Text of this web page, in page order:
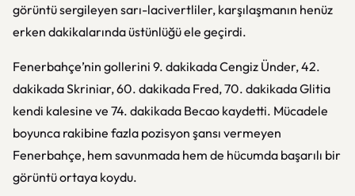
görüntü sergileyen sarı-lacivertliler, karşılaşmanın henüz
erken dakikalarında üstünlüğü ele geçirdi.
Fenerbahçe’nin gollerini 9. dakikada Cengiz Ünder, 42.
dakikada Skriniar, 60. dakikada Fred, 70. dakikada Glitia
kendi kalesine ve 74. dakikada Becao kaydetti. Mücadele
boyunca rakibine fazla pozisyon şansı vermeyen
Fenerbahçe, hem savunmada hem de hücumda başarılı bir
görüntü ortaya koydu.